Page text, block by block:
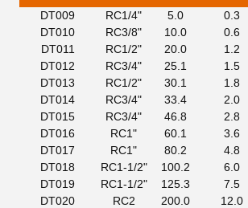
DT009 RC1/4" 5.0 0.3
DT010
RC3/8" 10.0 0.6
DT011
RC1/2" 20.0 1.2
DT012
RC3/4" 25.1 1.5
DT013
RC1/2" 30.1 1.8
DT014
RC3/4" 33.4 2.0
DT015
RC3/4" 46.8 2.8
DT016
RC1" 60.1 3.6
DT017
RC1" 80.2 4.8
DT018
RC1-1/2" 100.2 6.0
DT019
RC1-1/2" 125.3 7.5
DT020
RC2 200.0 12.0